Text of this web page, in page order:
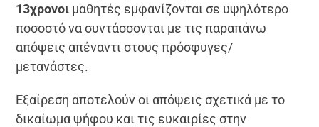
13χρονοι μαθητές εμφανίζονται σε υψηλότερο
ποσοστό να συντάσσονται με τις παραπάνω
απόψεις απέναντι στους πρόσφυγες/
μετανάστες.
Εξαίρεση αποτελούν οι απόψεις σχετικά με το
δικαίωμα ψήφου και τις ευκαιρίες στην